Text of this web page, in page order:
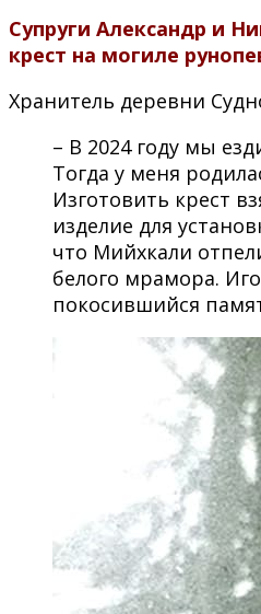
Супруги Александр и
крест на могиле
Хранитель деревни
– В 2024 году мы
Тогда у меня
Изготовить крест
изделие для
что Мийхкали
белого мрамора.
покосившийся